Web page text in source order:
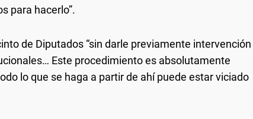
para hacerlo”.
de Diputados “sin darle previamente intervención
Este procedimiento es absolutamente
lo que se haga a partir de ahí puede estar viciado